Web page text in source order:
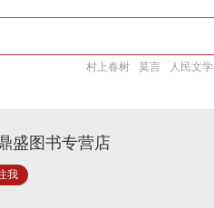
村上春树 莫言 人民文学
盛图书专营店
我